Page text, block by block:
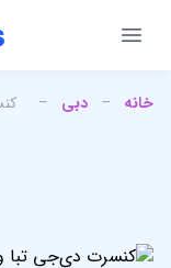
خانه – دبی –